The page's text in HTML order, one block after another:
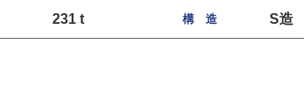
231 t 構 造 S造